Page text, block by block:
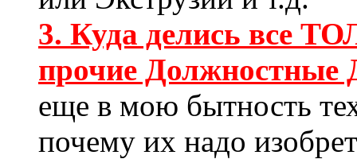
3. Куда делись все
прочие Должностные
еще в мою бытность
почему их надо